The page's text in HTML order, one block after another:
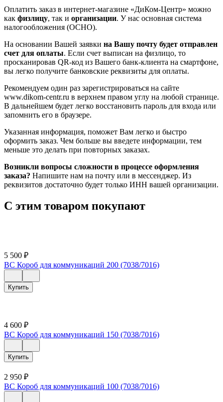
Оплатить заказ в интернет-магазине «ДиКом-Центр» можно
как физлицу, так и организации. У нас основная система
налогообложения (ОСНО).
На основании Вашей заявки на Вашу почту будет отправлен
счет для оплаты. Если счет выписан на физлицо, то
просканировав QR-код из Вашего банк-клиента на смартфоне,
вы легко получите банковские реквизиты для оплаты.
Рекомендуем один раз зарегистрироваться на сайте
www.dikom-centr.ru в верхнем правом углу на любой странице.
В дальнейшем будет легко восстановить пароль для входа или
запомнить его в браузере.
Указанная информация, поможет Вам легко и быстро
оформить заказ. Чем больше вы введете информации, тем
меньше это делать при повторных заказах.
Возникли вопросы сложности в процессе оформления
заказа? Напишите нам на почту или в мессенджер. Из
реквизитов достаточно будет только ИНН вашей организации.
С этим товаром покупают
5 500 ₽
ВС Короб для коммуникаций 200 (7038/7016)
Купить
4 600 ₽
ВС Короб для коммуникаций 150 (7038/7016)
Купить
2 950 ₽
ВС Короб для коммуникаций 100 (7038/7016)